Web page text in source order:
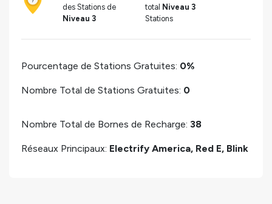
des Stations de
Niveau 3
total Niveau 3
Stations
Pourcentage de Stations Gratuites: 0%
Nombre Total de Stations Gratuites: 0
Nombre Total de Bornes de Recharge: 38
Réseaux Principaux: Electrify America, Red E, Blink